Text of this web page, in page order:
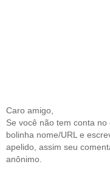
Caro amigo,
Se você não tem conta
bolinha nome/URL e
apelido, assim seu
anônimo.